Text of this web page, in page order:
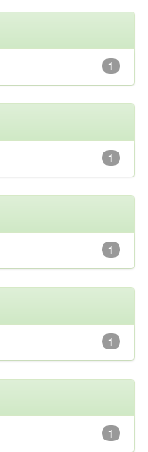
1
1
1
1
1